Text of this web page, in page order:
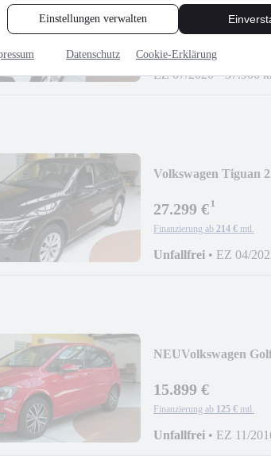
Einstellungen verwalten
Datenschutz Cookie-Erklärung
30.999 €
Finanzierung ab
EZ 07/2020•37.900
Volkswagen
27.299 €¹
Finanzierung ab 214 € mtl.
Unfallfrei • EZ 04/
NEUVolkswagen
15.899 €
Finanzierung ab 125 € mtl.
Unfallfrei • EZ 11/